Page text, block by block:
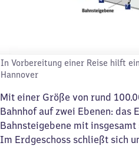
In Vorbereitung einer Reise hilft
Hannover
Mit einer Größe von rund
Bahnhof auf zwei Ebenen: das
Bahnsteigebene mit
Im Erdgeschoss schließt sich